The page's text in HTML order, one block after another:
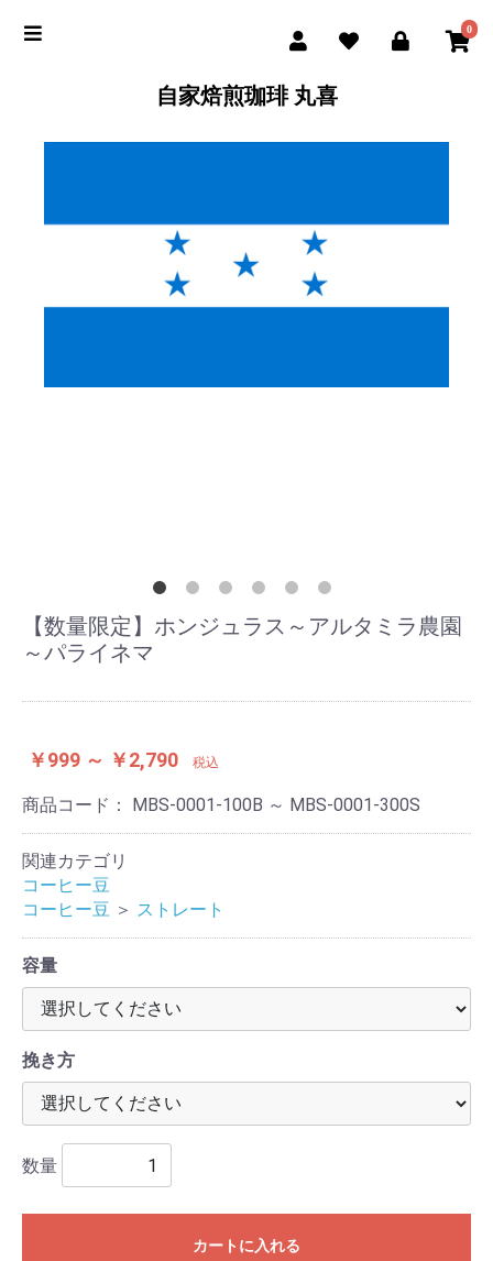
0
自家焙煎珈琲 丸喜
【数量限定】ホンジュラス～アルタミラ農園
～パライネマ
￥999 ～ ￥2,790 税込
商品コード： MBS-0001-100B ～ MBS-0001-300S
関連カテゴリ
コーヒー豆
コーヒー豆 ＞ ストレート
容量
挽き方
数量
カートに入れる